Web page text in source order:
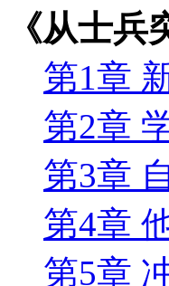
《从士
第1章
第2章
第3章
第4章
第5章